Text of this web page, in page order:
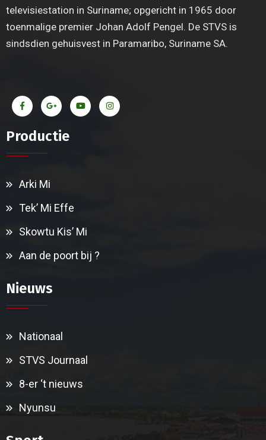
televisiestation in Suriname; opgericht in 1965 door
toenmalige premier Johan Adolf Pengel. De STVS is
sindsdien gehuisvest in Paramaribo, Suriname SA.
Productie
Arki Mi
Tek’ Mi Effe
Skowtu Kis’ Mi
Aan de poort bij ?
Nieuws
Nationaal
STVS Journaal
8-er ‘t nieuws
Nyunsu